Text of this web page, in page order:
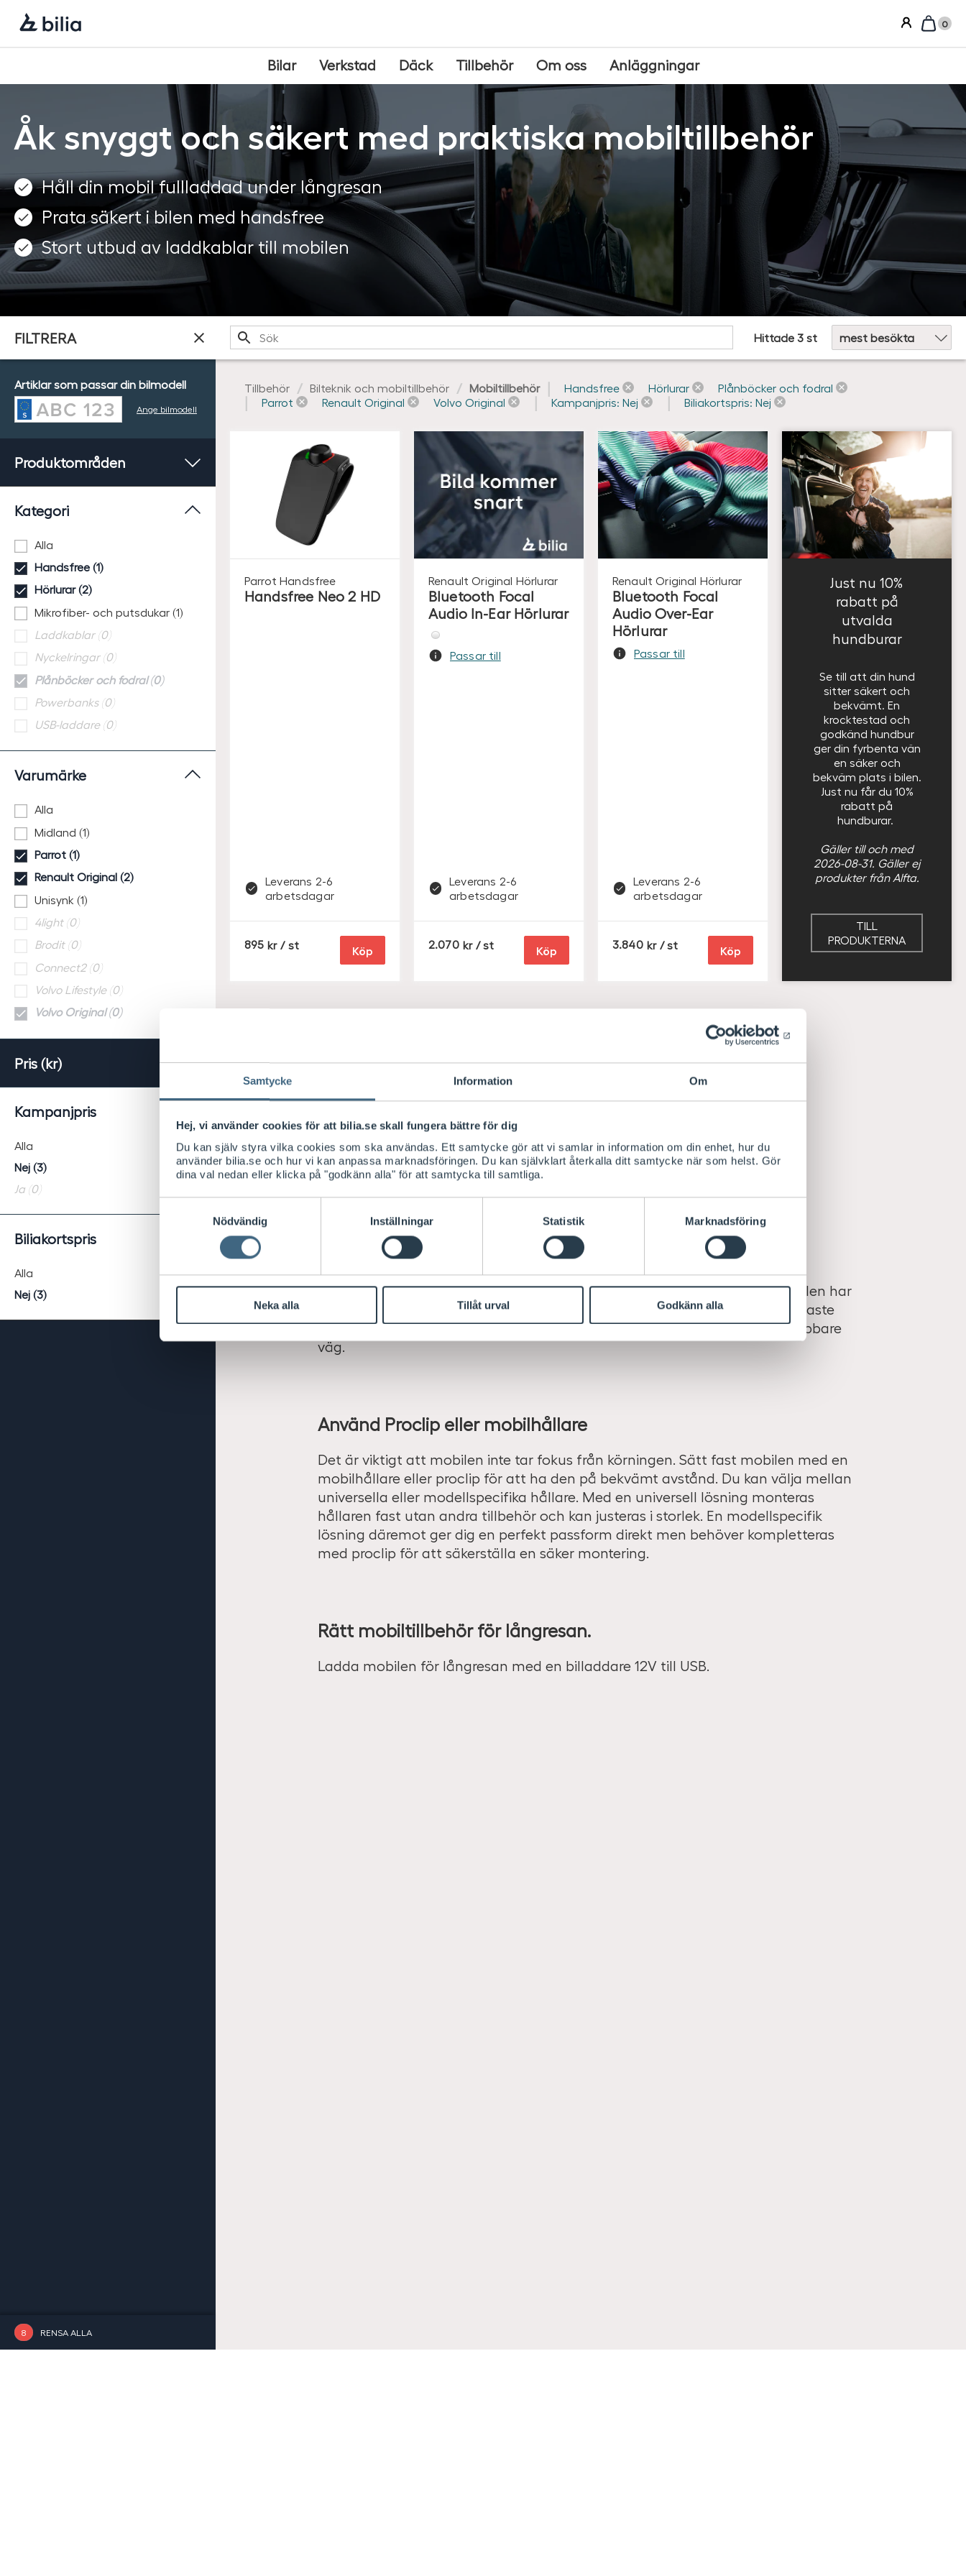
Samtycke Information Om
Hej, vi använder cookies för att bilia.se skall fungera bättre för dig
Du kan själv styra vilka cookies som ska användas. Ett samtycke gör att vi samlar in information om din enhet, hur du
använder bilia.se och hur vi kan anpassa marknadsföringen. Du kan självklart återkalla ditt samtycke när som helst. Gör
dina val nedan eller klicka på "godkänn alla" för att samtycka till samtliga.
Nödvändig
Inställningar Statistik Marknadsföring
Neka alla Tillåt urval Godkänn alla
Navigering
Hoppa
Hoppa
Hoppa
0
Bilar Verkstad Däck Tillbehör Om oss Anläggningar
Åk snyggt och säkert med praktiska mobiltillbehör
Håll din mobil fullladdad under långresan
Prata säkert i bilen med handsfree
Stort utbud av laddkablar till mobilen
FILTRERA Sök Hittade 3 st
Sortera efter:
RENSA ALLA
Artiklar som passar din bilmodell
Ange bilmodell
Produktområden
Kategori
Alla
Handsfree (1)
Hörlurar (2)
Laddkablar (0)
Mikrofiber- och putsdukar (1)
Nyckelringar (0)
Plånböcker och fodral (0)
Powerbanks (0)
USB-laddare (0)
Varumärke
Alla
4light (0)
Brodit (0)
Connect2 (0)
Midland (1)
Parrot (1)
Renault Original (2)
Unisynk (1)
Volvo Lifestyle (0)
Volvo Original (0)
Pris (kr)
Kampanjpris
Alla
Ja (0)
Nej (3)
Biliakortspris
Alla
Nej (3)
Tillbehör Bilteknik och mobiltillbehör Mobiltillbehör Handsfree Hörlurar
Plånböcker och fodral
Parrot
Renault Original Volvo Original Kampanjpris: Nej Biliakortspris: Nej
Parrot Handsfree
Handsfree Neo 2 HD
Leverans 2-6
arbetsdagar
895 S / st Köp
Renault Original Hörlurar
Bluetooth Focal
Audio In-Ear Hörlurar
Passar till
Leverans 2-6
arbetsdagar
2.070 S / st Köp
Renault Original Hörlurar
Bluetooth Focal
Audio Over-Ear
Hörlurar
Passar till
Leverans 2-6
arbetsdagar
3.840 S / st Köp
Just nu 10%
rabatt på
utvalda
hundburar
Se till att din hund
sitter säkert och
bekvämt. En
krocktestad och
godkänd hundbur
ger din fyrbenta vän
en säker och
bekväm plats i bilen.
Just nu får du 10%
rabatt på
hundburar.
Gäller till och med
2026-08-31. Gäller ej
produkter från Alfta.
TILL
PRODUKTERNA
Snabb leverans och fri retur
Räntefri delbetalning när du hämtar och betalar på anläggning
Sätt mobilen på plats med mobilhållare.
Smarta mobiltelefoner kan vara ett utmärkt verktyg i din bilkörning. I mobilen har
du både GPS och möjlighet till andra appar som exempelvis kan visa närmaste
bensinstation, eller varna när du närmar dig en köbildning och visa en snabbare
väg.
Använd Proclip eller mobilhållare
Det är viktigt att mobilen inte tar fokus från körningen. Sätt fast mobilen med en
mobilhållare eller proclip för att ha den på bekvämt avstånd. Du kan välja mellan
universella eller modellspecifika hållare. Med en universell lösning monteras
hållaren fast utan andra tillbehör och kan justeras i storlek. En modellspecifik
lösning däremot ger dig en perfekt passform direkt men behöver kompletteras
med proclip för att säkerställa en säker montering.
Rätt mobiltillbehör för långresan.
Ladda mobilen för långresan med en billaddare 12V till USB.